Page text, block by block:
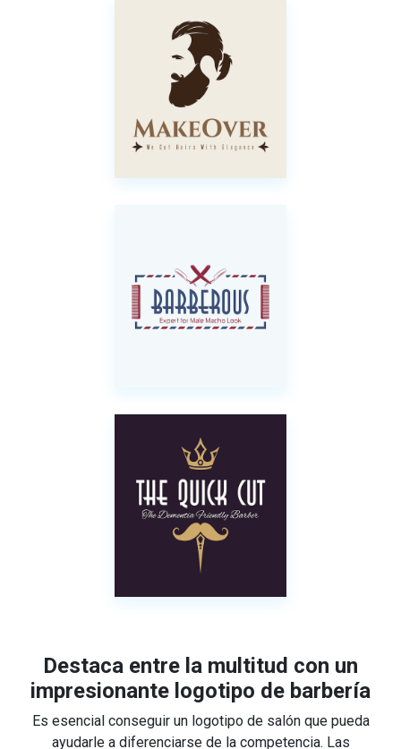
Destaca entre la multitud con un
impresionante logotipo de barbería
Es esencial conseguir un logotipo de salón que pueda
ayudarle a diferenciarse de la competencia. Las